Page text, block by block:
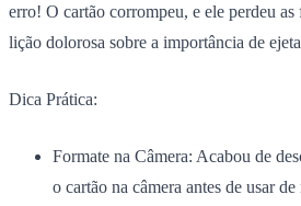
erro! O cartão corrompeu, e ele perdeu
lição dolorosa sobre a importância de
Dica Prática:
Formate na Câmera: Acabou de
o cartão na câmera antes de usar